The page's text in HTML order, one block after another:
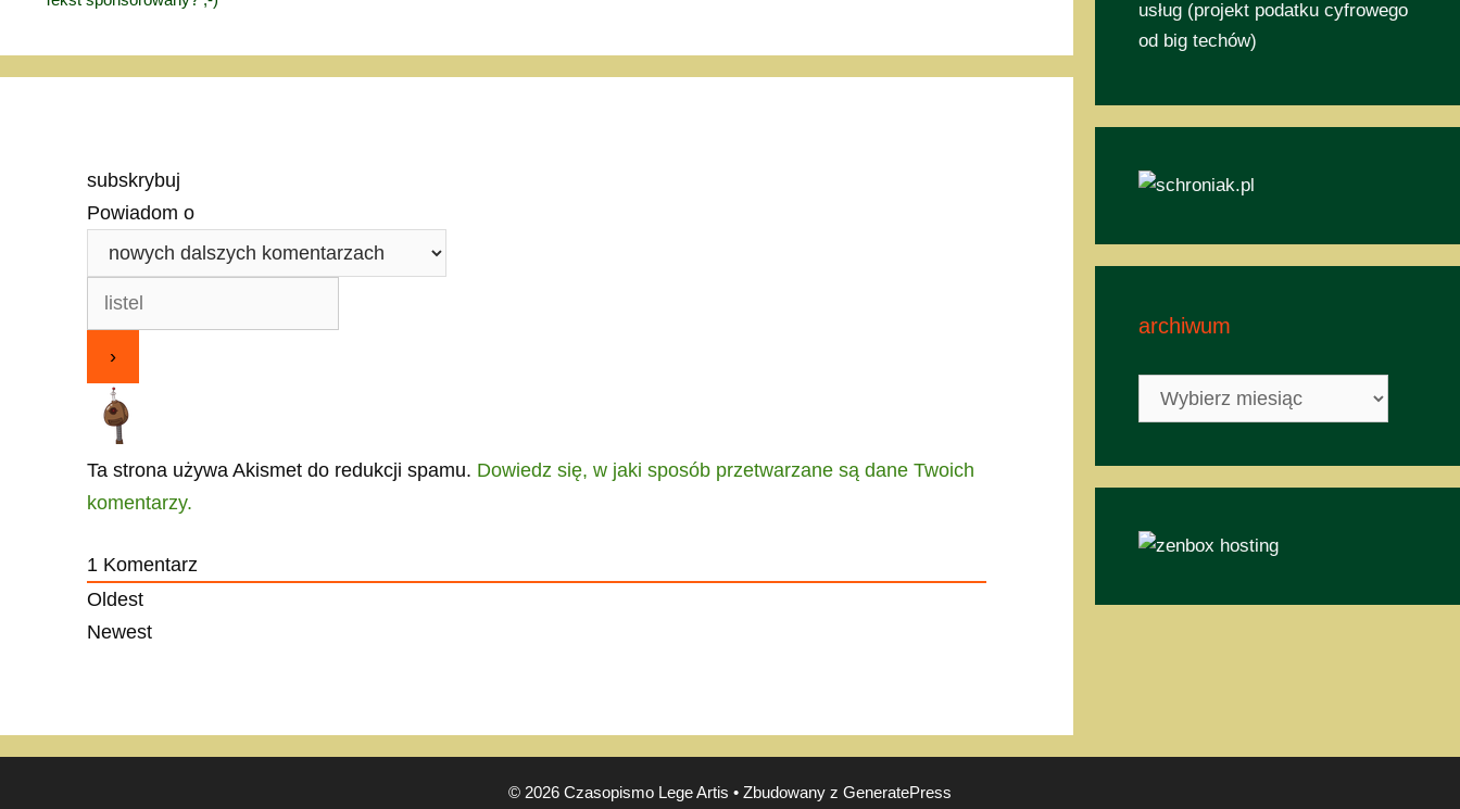
subskrybuj
Powiadom o
Ta strona używa Akismet do redukcji spamu. Dowiedz się, w jaki sposób przetwarzane są dane Twoich
komentarzy.
1 Komentarz
Oldest
Newest
usług (projekt podatku cyfrowego
od big techów)
archiwum
archiwum
© 2026 Czasopismo Lege Artis • Zbudowany z GeneratePress